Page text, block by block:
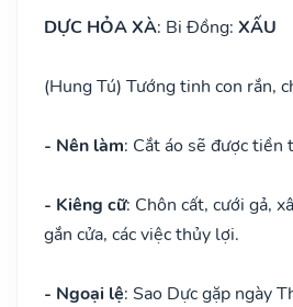
DỰC HỎA XÀ: Bi Đồng: XẤU
(Hung Tú) Tướng tinh con rắn,
- Nên làm: Cắt áo sẽ được tiền
- Kiêng cữ: Chôn cất, cưới gả,
gắn cửa, các việc thủy lợi.
- Ngoại lệ: Sao Dực gặp ngày